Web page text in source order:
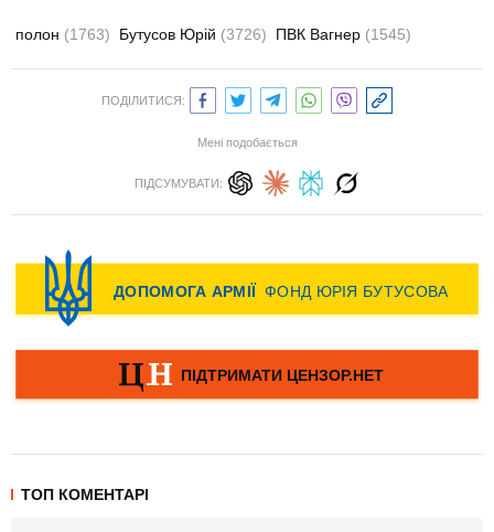
полон (1763) Бутусов Юрій (3726) ПВК Вагнер (1545)
ПОДІЛИТИСЯ:
Мені подобається
ПІДСУМУВАТИ:
ТОП КОМЕНТАРІ